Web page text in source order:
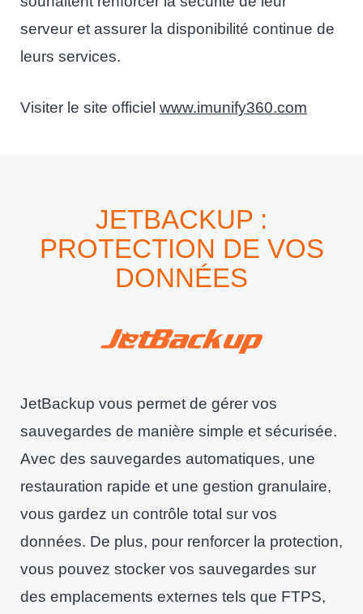
serveur et assurer la disponibilité continue de
leurs services.
Visiter le site officiel www.imunify360.com
JETBACKUP :
PROTECTION DE VOS
DONNÉES
JetBackup vous permet de gérer vos
sauvegardes de manière simple et sécurisée.
Avec des sauvegardes automatiques, une
restauration rapide et une gestion granulaire,
vous gardez un contrôle total sur vos
données. De plus, pour renforcer la protection,
vous pouvez stocker vos sauvegardes sur
des emplacements externes tels que FTPS,